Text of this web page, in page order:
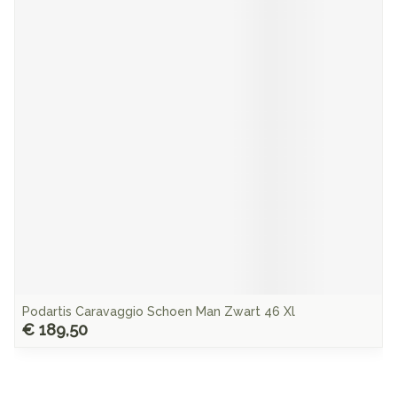
Podartis Caravaggio Schoen Man Zwart 46 Xl
€ 189,50